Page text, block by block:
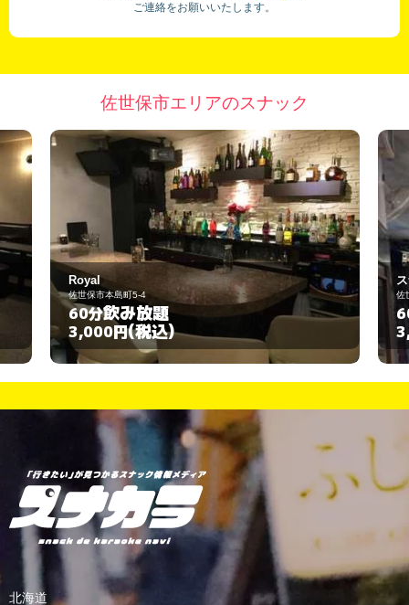
ご連絡をお願いいたします。
佐世保市エリアのスナック
市本島町5-4
飲み放題
(税込)
スナック つる
佐世保市上京町7番15号
60分飲み放題
(税
北海道